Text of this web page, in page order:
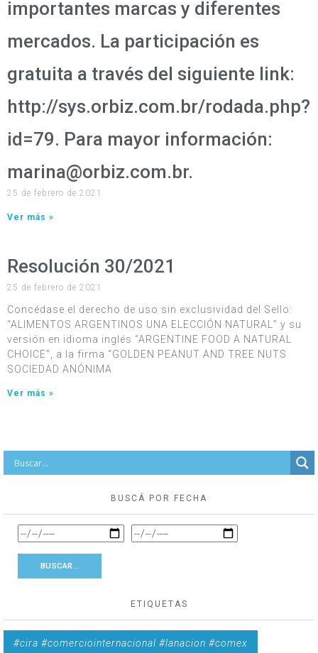
importantes marcas y diferentes
mercados. La participación es
gratuita a través del siguiente link:
http://sys.orbiz.com.br/rodada.php?
id=79. Para mayor información:
marina@orbiz.com.br.
25 de febrero de 2021
Ver más »
Resolución 30/2021
25 de febrero de 2021
Concédase el derecho de uso sin exclusividad del Sello:
“ALIMENTOS ARGENTINOS UNA ELECCIÓN NATURAL” y su
versión en idioma inglés “ARGENTINE FOOD A NATURAL
CHOICE”, a la firma “GOLDEN PEANUT AND TREE NUTS
SOCIEDAD ANÓNIMA
Ver más »
BUSCÁ POR FECHA
ETIQUETAS
#cira #comerciointernacional #lanacion #comex